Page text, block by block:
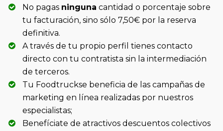
No pagas ninguna cantidad o porcentaje sobre
tu facturación, sino sólo 7,50€ por la reserva
definitiva.
A través de tu propio perfil tienes contacto
directo con tu contratista sin la intermediación
de terceros.
Tu Foodtruckse beneficia de las campañas de
marketing en línea realizadas por nuestros
especialistas;
Benefíciate de atractivos descuentos colectivos